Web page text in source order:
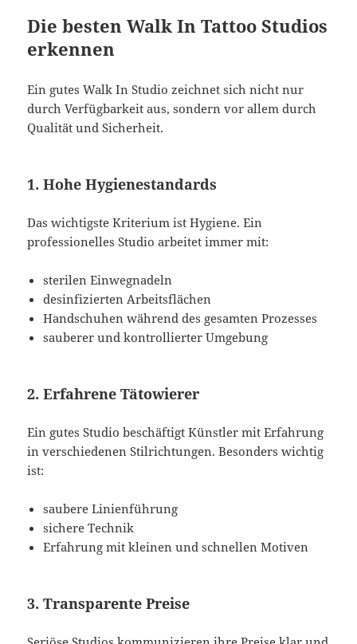
Die besten Walk In Tattoo Studios
erkennen
Ein gutes Walk In Studio zeichnet sich nicht nur
durch Verfügbarkeit aus, sondern vor allem durch
Qualität und Sicherheit.
1. Hohe Hygienestandards
Das wichtigste Kriterium ist Hygiene. Ein
professionelles Studio arbeitet immer mit:
sterilen Einwegnadeln
desinfizierten Arbeitsflächen
Handschuhen während des gesamten Prozesses
sauberer und kontrollierter Umgebung
2. Erfahrene Tätowierer
Ein gutes Studio beschäftigt Künstler mit Erfahrung
in verschiedenen Stilrichtungen. Besonders wichtig
ist:
saubere Linienführung
sichere Technik
Erfahrung mit kleinen und schnellen Motiven
3. Transparente Preise